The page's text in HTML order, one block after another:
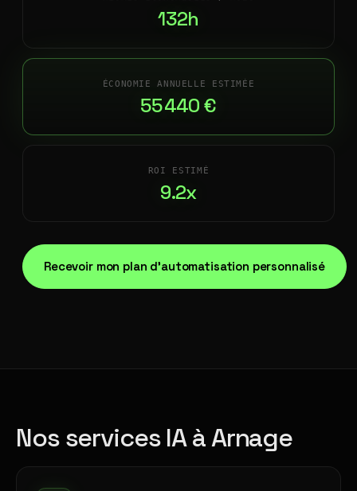
132h
ÉCONOMIE ANNUELLE ESTIMÉE
55 440 €
ROI ESTIMÉ
9.2x
Recevoir mon plan d'automatisation personnalisé
Nos services IA à Arnage